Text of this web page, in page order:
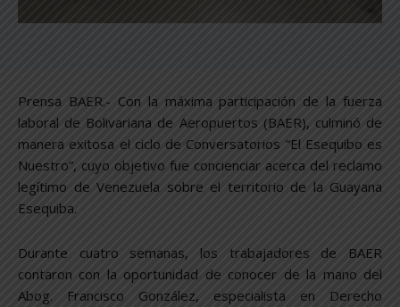
Prensa BAER.- Con la máxima participación de la fuerza
laboral de Bolivariana de Aeropuertos (BAER), culminó de
manera exitosa el ciclo de Conversatorios “El Esequibo es
Nuestro”, cuyo objetivo fue concienciar acerca del reclamo
legítimo de Venezuela sobre el territorio de la Guayana
Esequiba.
Durante cuatro semanas, los trabajadores de BAER
contaron con la oportunidad de conocer de la mano del
Abog. Francisco González, especialista en Derecho